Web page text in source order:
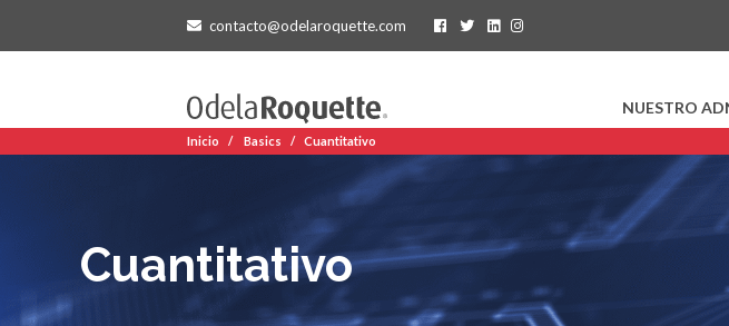
contacto@odelaroquette.com
NUESTRO
Inicio Basics Cuantitativo
Cuantitativo